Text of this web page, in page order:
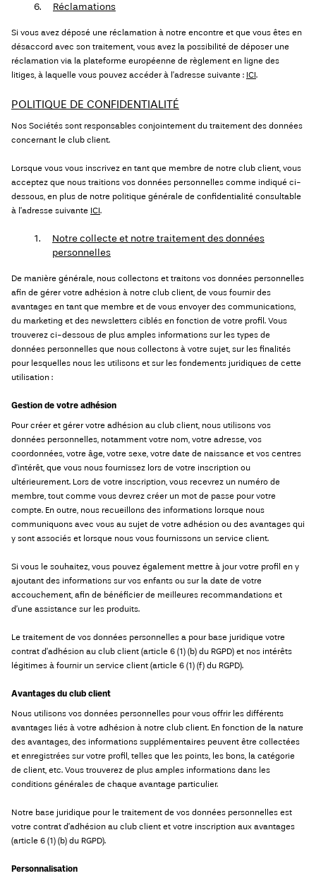
6. Réclamations
Si vous avez déposé une réclamation à notre encontre et que vous êtes en
désaccord avec son traitement, vous avez la possibilité de déposer une
réclamation via la plateforme européenne de règlement en ligne des
litiges, à laquelle vous pouvez accéder à l’adresse suivante : ICI.
POLITIQUE DE CONFIDENTIALITÉ
Nos Sociétés sont responsables conjointement du traitement des données
concernant le club client.
Lorsque vous vous inscrivez en tant que membre de notre club client, vous
acceptez que nous traitions vos données personnelles comme indiqué ci-
dessous, en plus de notre politique générale de confidentialité consultable
à l’adresse suivante ICI.
1.
Notre collecte et notre traitement des données
personnelles
De manière générale, nous collectons et traitons vos données personnelles
afin de gérer votre adhésion à notre club client, de vous fournir des
avantages en tant que membre et de vous envoyer des communications,
du marketing et des newsletters ciblés en fonction de votre profil. Vous
trouverez ci-dessous de plus amples informations sur les types de
données personnelles que nous collectons à votre sujet, sur les finalités
pour lesquelles nous les utilisons et sur les fondements juridiques de cette
utilisation :
Gestion de votre adhésion
Pour créer et gérer votre adhésion au club client, nous utilisons vos
données personnelles, notamment votre nom, votre adresse, vos
coordonnées, votre âge, votre sexe, votre date de naissance et vos centres
d’intérêt, que vous nous fournissez lors de votre inscription ou
ultérieurement. Lors de votre inscription, vous recevrez un numéro de
membre, tout comme vous devrez créer un mot de passe pour votre
compte. En outre, nous recueillons des informations lorsque nous
communiquons avec vous au sujet de votre adhésion ou des avantages qui
y sont associés et lorsque nous vous fournissons un service client.
Si vous le souhaitez, vous pouvez également mettre à jour votre profil en y
ajoutant des informations sur vos enfants ou sur la date de votre
accouchement, afin de bénéficier de meilleures recommandations et
d’une assistance sur les produits.
Le traitement de vos données personnelles a pour base juridique votre
contrat d’adhésion au club client (article 6 (1) (b) du RGPD) et nos intérêts
légitimes à fournir un service client (article 6 (1) (f) du RGPD).
Avantages du club client
Nous utilisons vos données personnelles pour vous offrir les différents
avantages liés à votre adhésion à notre club client. En fonction de la nature
des avantages, des informations supplémentaires peuvent être collectées
et enregistrées sur votre profil, telles que les points, les bons, la catégorie
de client, etc. Vous trouverez de plus amples informations dans les
conditions générales de chaque avantage particulier.
Notre base juridique pour le traitement de vos données personnelles est
votre contrat d’adhésion au club client et votre inscription aux avantages
(article 6 (1) (b) du RGPD).
Personnalisation